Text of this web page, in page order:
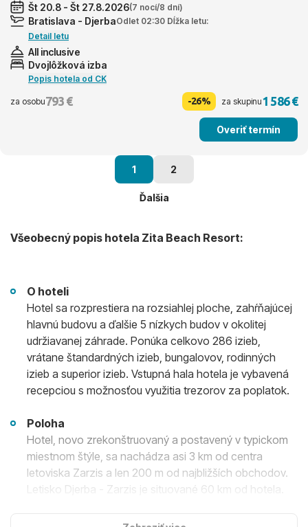
Št 20.8 - Št 27.8.2026(7 nocí/8 dní)
Bratislava - DjerbaOdlet 02:30 Dĺžka letu:
Detail letu
All inclusive
Dvojlôžková izba
Popis hotela od CK
za osobu793 € -26% za skupinu1 586 €
Overiť termín
1 2
Ďalšia
Všeobecný popis hotela Zita Beach Resort:
O hoteli
Hotel sa rozprestiera na rozsiahlej ploche, zahŕňajúcej
hlavnú budovu a ďalšie 5 nízkych budov v okolitej
udržiavanej záhrade. Ponúka celkovo 286 izieb,
vrátane štandardných izieb, bungalovov, rodinných
izieb a superior izieb. Vstupná hala hotela je vybavená
recepciou s možnosťou využitia trezorov za poplatok.
Poloha
Hotel, novo zrekonštruovaný a postavený v typickom
miestnom štýle, sa nachádza asi 3 km od centra
letoviska Zarzis a len 200 m od najbližších obchodov.
Letisko Djerba - Zarzis je situované 60 km od hotela.